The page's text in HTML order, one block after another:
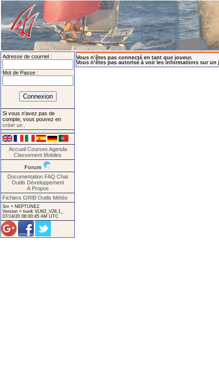
Adresse de courriel :
Mot de Passe :
Si vous n'avez pas de
compte, vous pouvez en
créer un
Accueil Courses Agenda
Classement Mobiles
Forum
Documentation FAQ Chat
Outils Développement
A Propos
Fichiers GRIB Outils Météo
Srv = NEPTUNE2.
Version = trunk VLM2_V28.1_
07/14/20 08:00:45 AM UTC
Vous n'êtes pas connecté en tant que joueur.
Vous n'êtes pas autorisé à voir les informations sur un